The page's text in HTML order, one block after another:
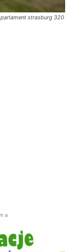
parlament strasburg 320
a